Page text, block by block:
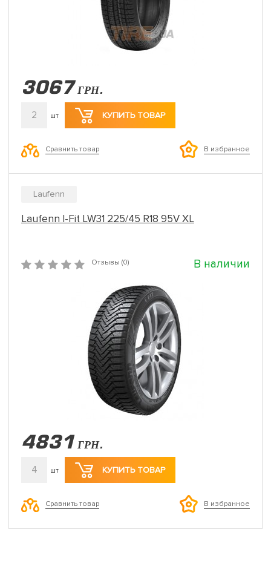
3067 ГРН.
2 шт КУПИТЬ ТОВАР
Сравнить товар В избранное
Laufenn
Laufenn I-Fit LW31 225/45 R18 95V XL
Отзывы (0) В наличии
4831 ГРН.
4 шт КУПИТЬ ТОВАР
Сравнить товар В избранное